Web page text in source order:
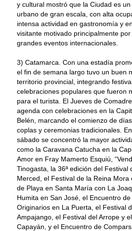
y cultural mostró que la Ciudad es
urbano de gran escala, con alta
intensa actividad en gastronomía y
visitante motivado principalmente
grandes eventos internacionales.
3) Catamarca. Con una estadía
el fin de semana largo tuvo un buen
territorio provincial, integrando
celebraciones populares que fueron
para el turista. El Jueves de
agenda con celebraciones en la
Belén, marcando el comienzo de
coplas y ceremonias tradicionales.
sábado se concentró la mayor
como la Caravana Catucha en la
Amor en Fray Mamerto Esquiú,
Tinogasta, la 36ª edición del Festival
Merced, el Festival de la Reina Mora
de Playa en Santa María con La
Humita en San José, el Encuentro
Originarios en La Puerta, el Festival
Ampajango, el Festival del Arrope y
Capayán, y el Encuentro de